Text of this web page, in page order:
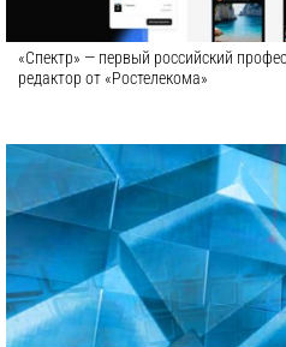
«Спектр» — первый российский
редактор от «Ростелекома»